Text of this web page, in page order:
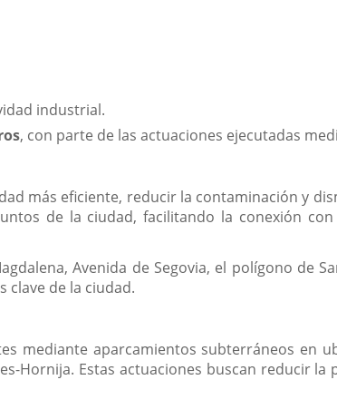
industrial.
, con parte de las actuaciones ejecutadas
más eficiente, reducir la contaminación y
de la ciudad, facilitando la conexión
Avenida de Segovia, el polígono de
clave de la ciudad.
mediante aparcamientos subterráneos en
Hornija. Estas actuaciones buscan reducir